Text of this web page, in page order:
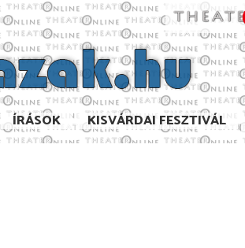
ÍRÁSOK KISVÁRDAI FESZTIVÁL